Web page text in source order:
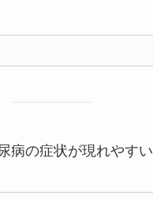
病の症状が現れやすい